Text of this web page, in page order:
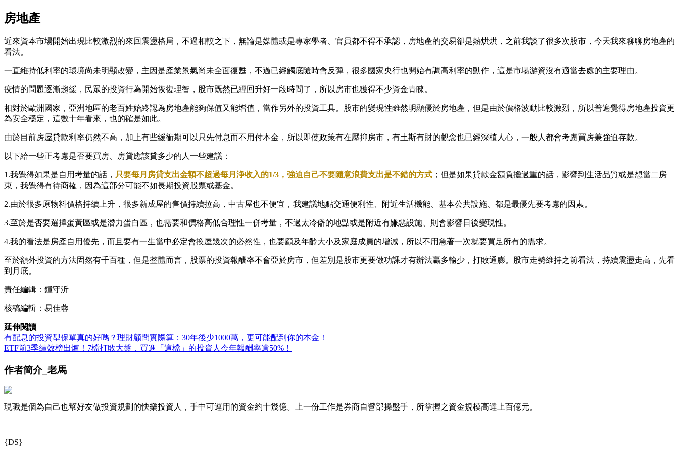
房地產
近來資本市場開始出現比較激烈的來回震盪格局，不過相較之下，無論是媒體或是專家學者、官員都不得不承認，房地產的交易卻是熱烘烘，之前我談了很多次股市，今天我來聊聊房地產的
看法。
一直維持低利率的環境尚未明顯改變，主因是產業景氣尚未全面復甦，不過已經觸底隨時會反彈，很多國家央行也開始有調高利率的動作，這是市場游資沒有適當去處的主要理由。
疫情的問題逐漸趨緩，民眾的投資行為開始恢復理智，股市既然已經回升好一段時間了，所以房市也獲得不少資金青睞。
相對於歐洲國家，亞洲地區的老百姓始終認為房地產能夠保值又能增值，當作另外的投資工具。股市的變現性雖然明顯優於房地產，但是由於價格波動比較激烈，所以普遍覺得房地產投資更
為安全穩定，這數十年看來，也的確是如此。
由於目前房屋貸款利率仍然不高，加上有些緩衝期可以只先付息而不用付本金，所以即使政策有在壓抑房市，有土斯有財的觀念也已經深植人心，一般人都會考慮買房兼強迫存款。
以下給一些正考慮是否要買房、房貸應該貸多少的人一些建議：
1.我覺得如果是自用考量的話， 只要每月房貸支出金額不超過每月浄收入的1/3，強迫自己不要隨意浪費支出是不錯的方式 ；但是如果貸款金額負擔過重的話，影響到生活品質或是想當二房
東，我覺得有待商榷，因為這部分可能不如長期投資股票或基金。
2.由於很多原物料價格持續上升，很多新成屋的售價持續拉高，中古屋也不便宜，我建議地點交通便利性、附近生活機能、基本公共設施、都是最優先要考慮的因素。
3.至於是否要選擇蛋黃區或是潛力蛋白區，也需要和價格高低合理性一併考量，不過太冷僻的地點或是附近有嫌惡設施、則會影響日後變現性。
4.我的看法是房產自用優先，而且要有一生當中必定會換屋幾次的必然性，也要顧及年齡大小及家庭成員的增減，所以不用急著一次就要買足所有的需求。
至於額外投資的方法固然有千百種，但是整體而言，股票的投資報酬率不會亞於房市，但差別是股市更要做功課才有辦法贏多輸少，打敗通膨。股市走勢維持之前看法，持續震盪走高，先看
到月底。
責任編輯：鍾守沂
核稿編輯：易佳蓉
延伸閱讀
有配息的投資型保單真的好嗎？理財顧問實際算：30年後少1000萬，更可能配到你的本金！
ETF前3季績效榜出爐！7檔打敗大盤，買進「這檔」的投資人今年報酬率逾50%！
作者簡介_老馬
現職是個為自己也幫好友做投資規劃的快樂投資人，手中可運用的資金約十幾億。上一份工作是券商自營部操盤手，所掌握之資金規模高達上百億元。
{DS}